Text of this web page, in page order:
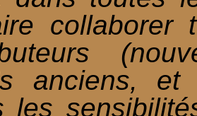
collaborer
anciens,
les